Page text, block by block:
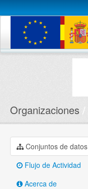
Conjuntos de datos
Organizaciones
Conjuntos de datos
Flujo de Actividad
Acerca de